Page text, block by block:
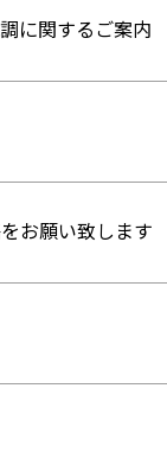
に関するご案内
お願い致します